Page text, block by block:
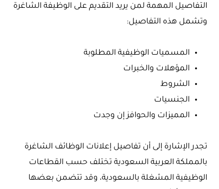
التفاصيل المهمة لمن يريد التقديم على الوظيفة الشاغرة
وتشمل هذه التفاصيل:
المسميات الوظيفية المطلوبة
المؤهلات والخبرات
الشروط
الجنسيات
المميزات والحوافز إن وجدت
تجدر الإشارة إلى أن تفاصيل إعلانات الوظائف الشاغرة
بالمملكة العربية السعودية تختلف حسب القطاعات
الوظيفية المشغلة بالسعودية، وقد تتضمن بعضها